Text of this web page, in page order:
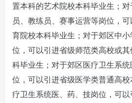
置本科的艺术院校本科毕业生；
员、教练员、赛事运营等岗位，
育院校本科毕业生；对于郊区中
位，可以引进省级师范类高校或
科毕业生；对于郊区医疗卫生系
位，可以引进省级医学类普通高
疗卫生系统医、药、技岗位，可